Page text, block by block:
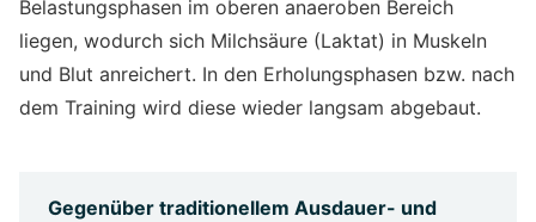
Belastungsphasen im oberen anaeroben Bereich
liegen, wodurch sich Milchsäure (Laktat) in Muskeln
und Blut anreichert. In den Erholungsphasen bzw. nach
dem Training wird diese wieder langsam abgebaut.
Gegenüber traditionellem Ausdauer- und